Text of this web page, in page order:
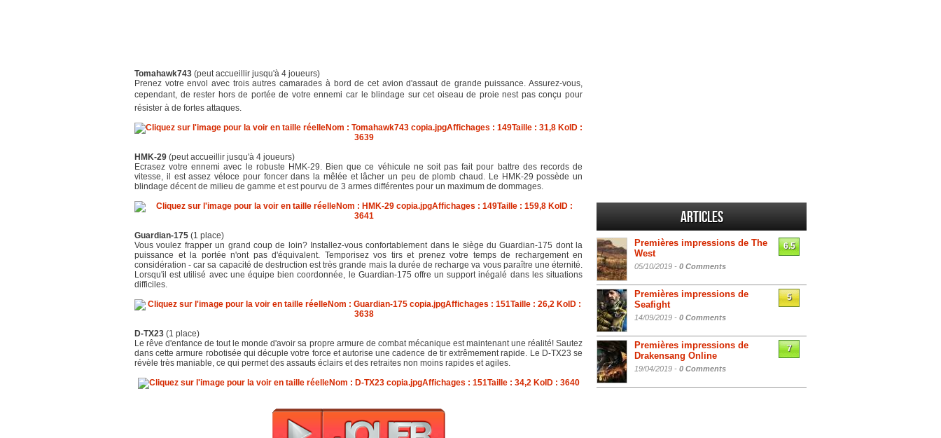
Tomahawk743 (peut accueillir jusqu'à 4 joueurs)
Prenez votre envol avec trois autres camarades à bord de cet avion d'assaut de grande puissance. Assurez-vous,
cependant, de rester hors de portée de votre ennemi car le blindage sur cet oiseau de proie nest pas conçu pour
résister à de fortes attaques.
HMK-29 (peut accueillir jusqu'à 4 joueurs)
Ecrasez votre ennemi avec le robuste HMK-29. Bien que ce véhicule ne soit pas fait pour battre des records de
vitesse, il est assez véloce pour foncer dans la mêlée et lâcher un peu de plomb chaud. Le HMK-29 possède un
blindage décent de milieu de gamme et est pourvu de 3 armes différentes pour un maximum de dommages.
Guardian-175 (1 place)
Vous voulez frapper un grand coup de loin? Installez-vous confortablement dans le siège du Guardian-175 dont la
puissance et la portée n'ont pas d'équivalent. Temporisez vos tirs et prenez votre temps de rechargement en
considération - car sa capacité de destruction est très grande mais la durée de recharge va vous paraître une éternité.
Lorsqu'il est utilisé avec une équipe bien coordonnée, le Guardian-175 offre un support inégalé dans les situations
difficiles.
D-TX23 (1 place)
Le rêve d'enfance de tout le monde d'avoir sa propre armure de combat mécanique est maintenant une réalité! Sautez
dans cette armure robotisée qui décuple votre force et autorise une cadence de tir extrêmement rapide. Le D-TX23 se
révèle très maniable, ce qui permet des assauts éclairs et des retraites non moins rapides et agiles.
Articles
Premières impressions de The
West
05/10/2019 - 0 Comments
6.5
Premières impressions de
Seafight
14/09/2019 - 0 Comments
5
Premières impressions de
Drakensang Online
19/04/2019 - 0 Comments
7